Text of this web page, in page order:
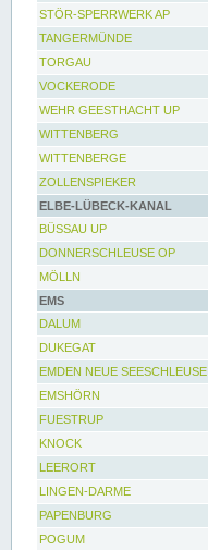
STÖR-SPERRWERK AP
TANGERMÜNDE
TORGAU
VOCKERODE
WEHR GEESTHACHT UP
WITTENBERG
WITTENBERGE
ZOLLENSPIEKER
ELBE-LÜBECK-KANAL
BÜSSAU UP
DONNERSCHLEUSE OP
MÖLLN
EMS
DALUM
DUKEGAT
EMDEN NEUE SEESCHLEUSE
EMSHÖRN
FUESTRUP
KNOCK
LEERORT
LINGEN-DARME
PAPENBURG
POGUM